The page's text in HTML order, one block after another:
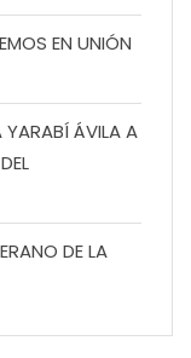
EN UNIÓN
YARABÍ ÁVILA A
DE LA